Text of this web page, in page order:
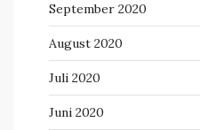
September 2020
August 2020
Juli 2020
Juni 2020